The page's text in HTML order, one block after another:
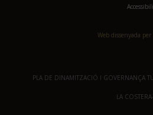
Web dissenyada per
PLA DE DINAMITZACIÓ I GOVERNANÇA
LA